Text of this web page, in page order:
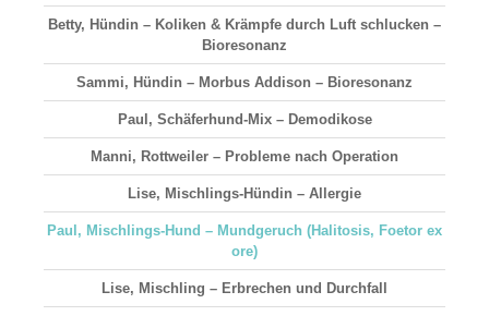
Betty, Hündin – Koliken & Krämpfe durch Luft schlucken –
Bioresonanz
Sammi, Hündin – Morbus Addison – Bioresonanz
Paul, Schäferhund-Mix – Demodikose
Manni, Rottweiler – Probleme nach Operation
Lise, Mischlings-Hündin – Allergie
Paul, Mischlings-Hund – Mundgeruch (Halitosis, Foetor ex
ore)
Lise, Mischling – Erbrechen und Durchfall